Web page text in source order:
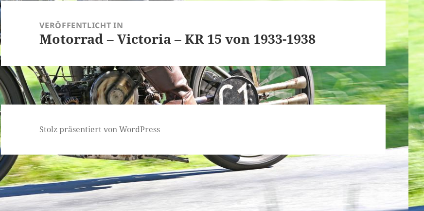
Beitragsnavigation
VERÖFFENTLICHT IN
Motorrad – Victoria – KR 15 von 1933-1938
Stolz präsentiert von WordPress